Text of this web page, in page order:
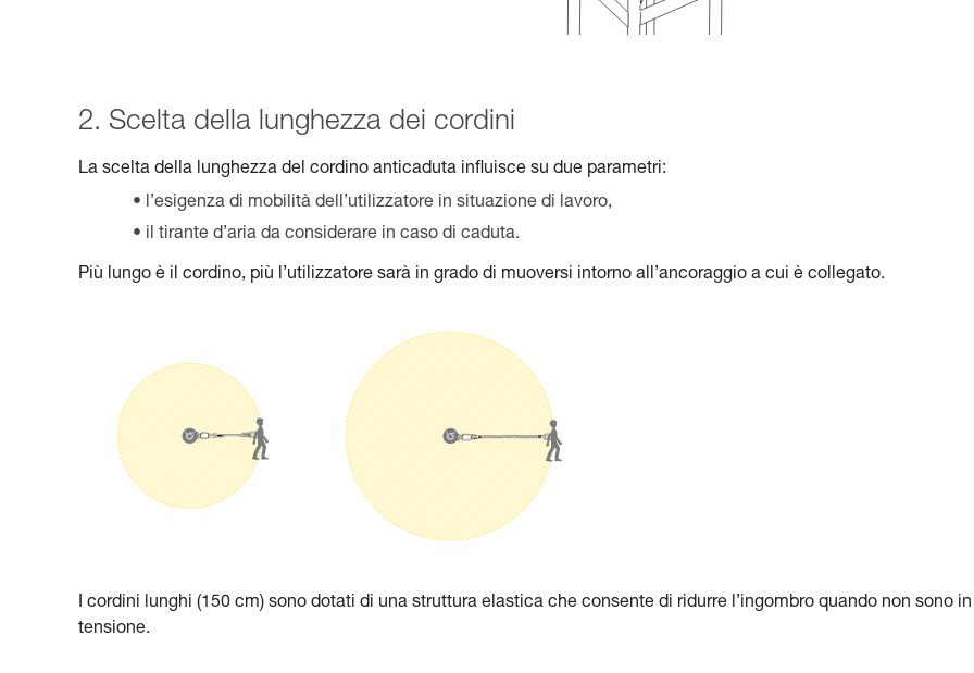
2. Scelta della lunghezza dei cordini
La scelta della lunghezza del cordino anticaduta influisce su due parametri:
l’esigenza di mobilità dell’utilizzatore in situazione di lavoro,
il tirante d’aria da considerare in caso di caduta.
Più lungo è il cordino, più l’utilizzatore sarà in grado di muoversi intorno all’ancoraggio a cui è collegato.
I cordini lunghi (150 cm) sono dotati di una struttura elastica che consente di ridurre l’ingombro quando non sono in
tensione.